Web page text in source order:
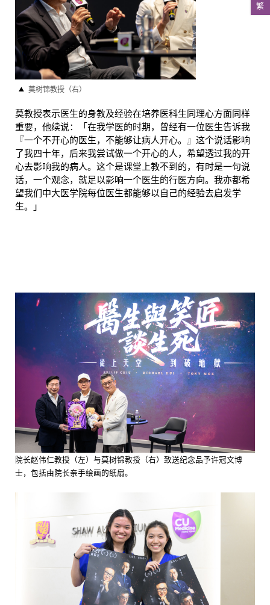
繁
莫树锦教授（右）
莫教授表示医生的身教及经验在培养医科生同理心方面同样
重要，他续说：「在我学医的时期，曾经有一位医生告诉我
『一个不开心的医生，不能够让病人开心。』这个说话影响
了我四十年，后来我尝试做一个开心的人，希望透过我的开
心去影响我的病人。这个是课堂上教不到的，有时是一句说
话，一个观念，就足以影响一个医生的行医方向。我亦都希
望我们中大医学院每位医生都能够以自己的经验去启发学
生。」
院长赵伟仁教授（左）与莫树锦教授（右）致送纪念品予许冠文博
士，包括由院长亲手绘画的纸扇。